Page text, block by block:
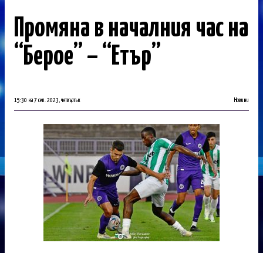
Промяна в началния час на
“Берое” – “Етър”
15:30 на 7 сеп. 2023, четвъртък Новини